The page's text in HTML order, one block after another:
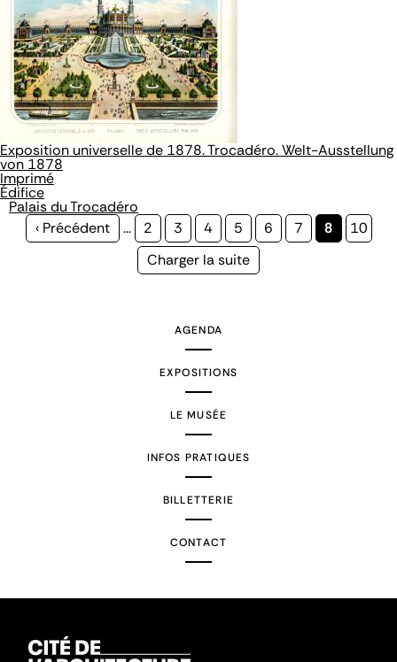
Exposition universelle de 1878. Trocadéro. Welt-Ausstellung
von 1878
Imprimé
Édifice
Palais du Trocadéro
Page
‹ Précédent … Page
2 Page
3 Page
4 Page
5 Page
6 Page
7
Page
8 Page
10
Page
Charger la suite
AGENDA
EXPOSITIONS
LE MUSÉE
INFOS PRATIQUES
BILLETTERIE
CONTACT